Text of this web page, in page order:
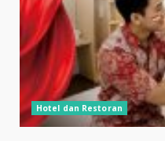
Hotel dan Restoran